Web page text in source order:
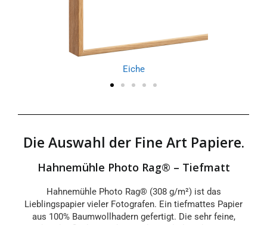
Eiche
Die Auswahl der Fine Art Papiere.
Hahnemühle Photo Rag® – Tiefmatt
Hahnemühle Photo Rag® (308 g/m²) ist das
Lieblingspapier vieler Fotografen. Ein tiefmattes Papier
aus 100% Baumwollhadern gefertigt. Die sehr feine,